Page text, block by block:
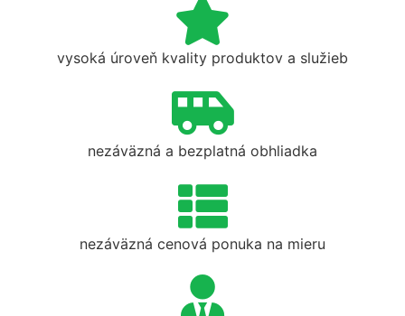
vysoká úroveň kvality produktov a služieb
nezáväzná a bezplatná obhliadka
nezáväzná cenová ponuka na mieru